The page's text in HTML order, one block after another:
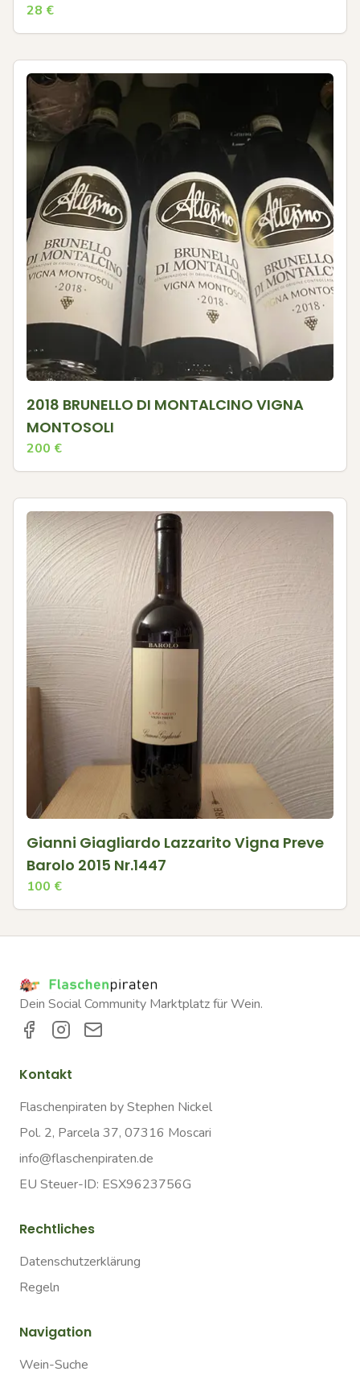
28 €
2018 BRUNELLO DI MONTALCINO VIGNA
MONTOSOLI
200 €
Gianni Giagliardo Lazzarito Vigna Preve
Barolo 2015 Nr.1447
100 €
Dein Social Community Marktplatz für Wein.
Kontakt
Flaschenpiraten by Stephen Nickel
Pol. 2, Parcela 37, 07316 Moscari
info@flaschenpiraten.de
EU Steuer-ID: ESX9623756G
Rechtliches
Datenschutzerklärung
Regeln
Navigation
Wein-Suche